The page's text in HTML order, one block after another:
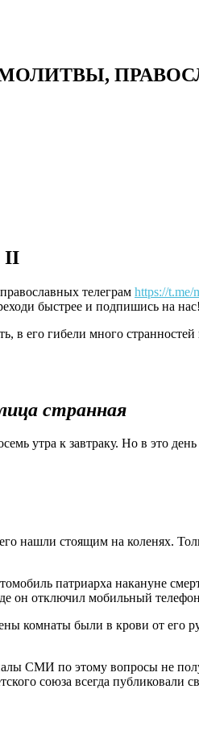
II
телеграм https://t.me/
быстрее и подпишись на нас!
его гибели много
странная
утра к завтраку. Но в это
нашли стоящим на коленях.
патриарха накануне
он отключил мобильный
комнаты были в крови от его
СМИ по этому вопросы не
союза всегда